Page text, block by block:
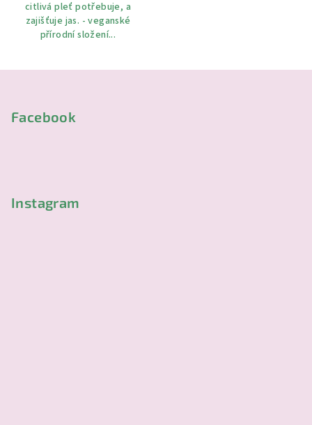
citlivá pleť potřebuje, a
zajišťuje jas. - veganské
přírodní složení...
Facebook
Instagram